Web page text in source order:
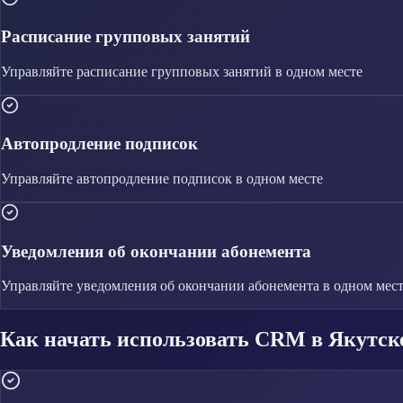
Расписание групповых занятий
Управляйте расписание групповых занятий в одном месте
Автопродление подписок
Управляйте автопродление подписок в одном месте
Уведомления об окончании абонемента
Управляйте уведомления об окончании абонемента в одном
Как начать использовать CRM в